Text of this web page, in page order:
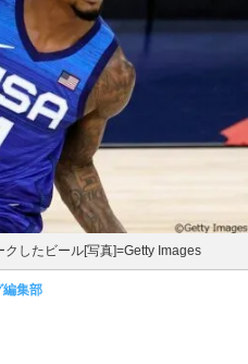
したビール[写真]=Getty Images
編集部